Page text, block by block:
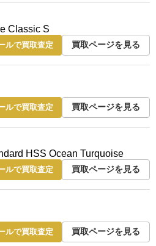
Classic S
ルで買取査定 買取ページを見る
ルで買取査定 買取ページを見る
HSS Ocean Turquoise
ルで買取査定 買取ページを見る
ルで買取査定 買取ページを見る